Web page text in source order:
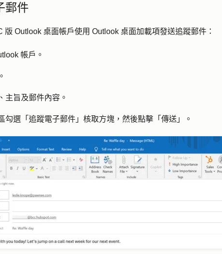
郵件
版 Outlook 桌面帳戶使用 Outlook 桌面加載項發送追蹤郵件：
帳戶。
主旨及郵件內容。
勾選「 追蹤電子郵件 」核取方塊，然後點擊「 傳送 」。